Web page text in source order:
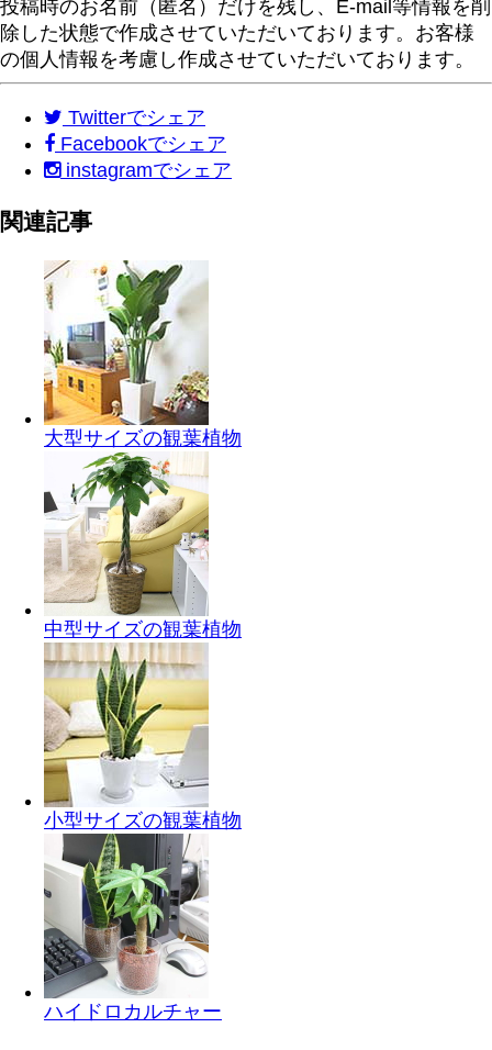
投稿時のお名前（匿名）だけを残し、E-mail等情報を削
除した状態で作成させていただいております。お客様
の個人情報を考慮し作成させていただいております。
Twitterでシェア
Facebookでシェア
instagramでシェア
関連記事
大型サイズの観葉植物
中型サイズの観葉植物
小型サイズの観葉植物
ハイドロカルチャー